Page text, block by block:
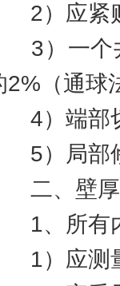
）应紧贴
）一个井
2%（通球
）端部切
）局部修
、壁厚
、所有内
）应测量